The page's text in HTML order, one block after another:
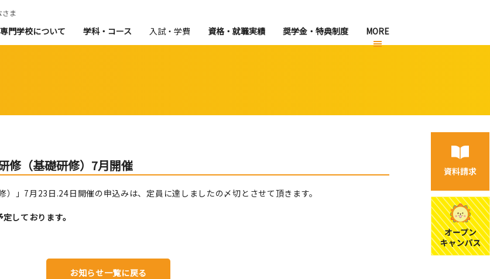
さま
門学校について 学科・コース 入試・学費 資格・就職実績 奨学金・特典制度 MORE
修（基礎研修）7月開催
」7月23日.24日開催の申込みは、定員に達しましたの〆切とさせて頂きます。
しております。
お知らせ一覧に戻る